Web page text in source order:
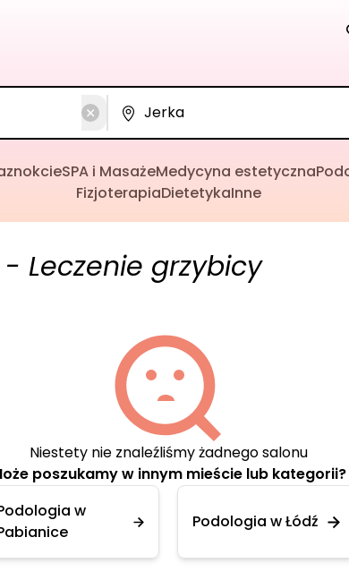
SPA i MasażeMedycyna estetyczna
FizjoterapiaDietetykaInne
- Leczenie grzybicy
Niestety nie znaleźliśmy żadnego salonu
poszukamy w innym mieście lub kategorii?
w
Podologia w Łódź